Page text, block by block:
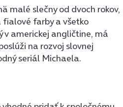
malé slečny od dvoch rokov,
fialové farby a všetko
v americkej angličtine, má
na rozvoj slovnej
seriál Michaela.